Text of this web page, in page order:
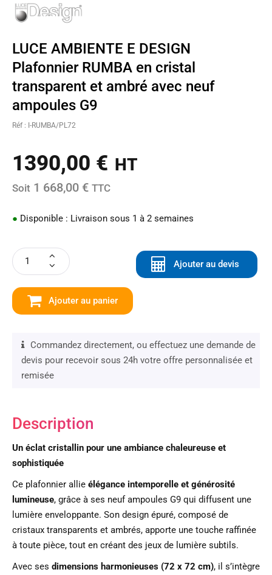
LUCE AMBIENTE E DESIGN
Plafonnier RUMBA en cristal
transparent et ambré avec neuf
ampoules G9
Réf : I-RUMBA/PL72
1390,00 € HT
Soit 1 668,00 € TTC
● Disponible : Livraison sous 1 à 2 semaines
Ajouter au panier
Ajouter au devis
Commandez directement, ou effectuez une demande de
devis pour recevoir sous 24h votre offre personnalisée et
remisée
Description
Un éclat cristallin pour une ambiance chaleureuse et
sophistiquée
Ce plafonnier allie élégance intemporelle et générosité
lumineuse, grâce à ses neuf ampoules G9 qui diffusent une
lumière enveloppante. Son design épuré, composé de
cristaux transparents et ambrés, apporte une touche raffinée
à toute pièce, tout en créant des jeux de lumière subtils.
Avec ses dimensions harmonieuses (72 x 72 cm), il s’intègre